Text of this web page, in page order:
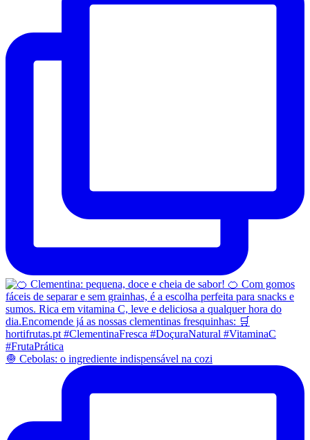
🧅 Cebolas: o ingrediente indispensável na cozi